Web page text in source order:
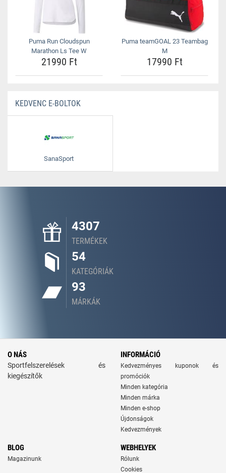
Puma Run Cloudspun
Marathon Ls Tee W
21990 Ft
Puma teamGOAL 23 Teambag
M
17990 Ft
KEDVENC E-BOLTOK
SanaSport
4307
TERMÉKEK
54
KATEGÓRIÁK
93
MÁRKÁK
O NÁS
Sportfelszerelések és
kiegészítők
INFORMÁCIÓ
Kedvezményes kuponok és
promóciók
Minden kategória
Minden márka
Minden e-shop
Újdonságok
Kedvezmények
BLOG
Magazinunk
WEBHELYEK
Rólunk
Cookies